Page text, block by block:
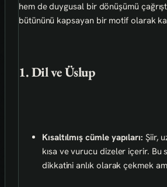
hem de duygusal bir dönüşümü
bütününü kapsayan bir motif olarak
1. Dil ve Üslup
Kısaltılmış cümle yapıları: Şiir,
kısa ve vurucu dizeler içerir. Bu
dikkatini anlık olarak çekmek